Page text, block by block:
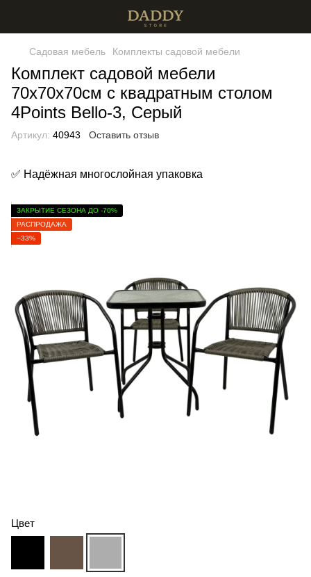
Садовая мебель Комплекты садовой мебели
Комплект садовой мебели
70х70х70см с квадратным столом
4Points Bello-3, Серый
Артикул: 40943 Оставить отзыв
✅ Надёжная многослойная упаковка
ЗАКРЫТИЕ СЕЗОНА ДО -70%
РАСПРОДАЖА
−33%
Цвет